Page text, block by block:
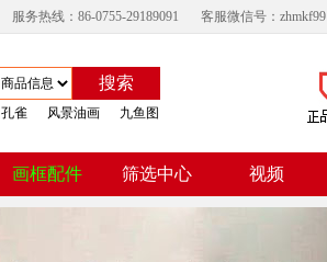
服务热线：86-0755-29189091 客服微信号：zhmkf99
搜索
孔雀 风景油画 九鱼图
画框配件 筛选中心 视频